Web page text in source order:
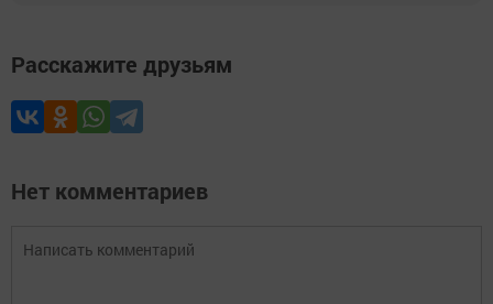
Расскажите друзьям
Нет комментариев